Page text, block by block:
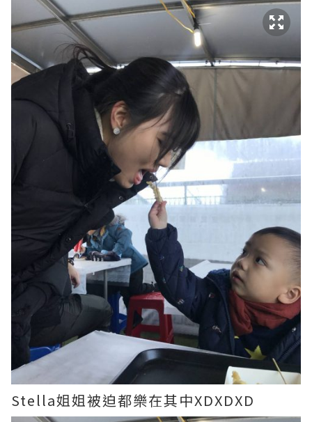
Stella姐姐被迫都樂在其中XDXDXD